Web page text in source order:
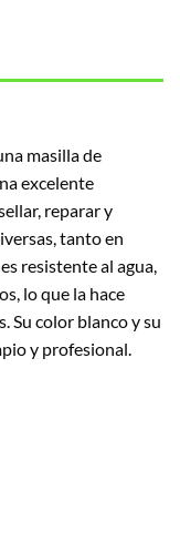
masilla de
excelente
reparar y
tanto en
resistente al agua,
lo que la hace
Su color blanco y su
y profesional.